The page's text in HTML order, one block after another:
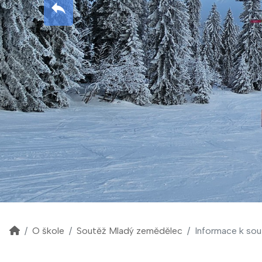
O škole Soutěž Mladý zemědělec Informace k